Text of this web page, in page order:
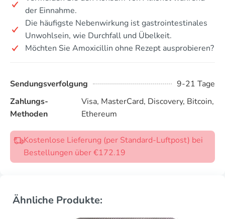
der Einnahme.
Die häufigste Nebenwirkung ist gastrointestinales
Unwohlsein, wie Durchfall und Übelkeit.
Möchten Sie Amoxicillin ohne Rezept ausprobieren?
Sendungsverfolgung
9-21 Tage
Zahlungs-
Methoden
Visa, MasterCard, Discovery, Bitcoin,
Ethereum
Kostenlose Lieferung (per Standard-Luftpost) bei
Bestellungen über €172.19
Ähnliche Produkte: